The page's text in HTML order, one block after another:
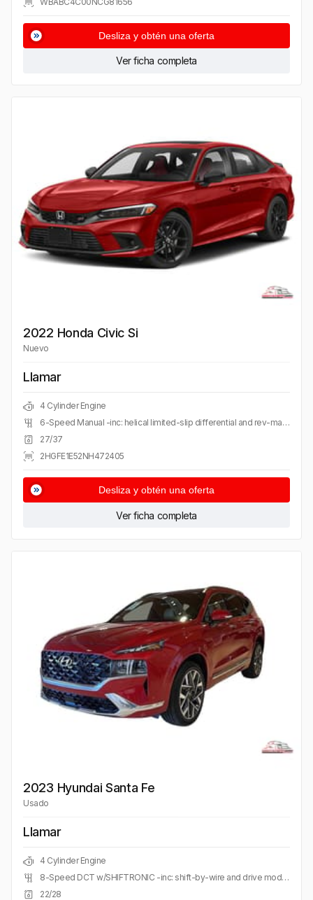
Desliza y obtén una oferta
Ver ficha completa
2022 Honda Civic Si
Nuevo
Llamar
4 Cylinder Engine
6-Speed Manual -inc: helical limited-slip differential and rev-match control
27/37
2HGFE1E52NH472405
Desliza y obtén una oferta
Ver ficha completa
2023 Hyundai Santa Fe
Usado
Llamar
4 Cylinder Engine
8-Speed DCT w/SHIFTRONIC -inc: shift-by-wire and drive mode select (comfort, sport, smart)
22/28